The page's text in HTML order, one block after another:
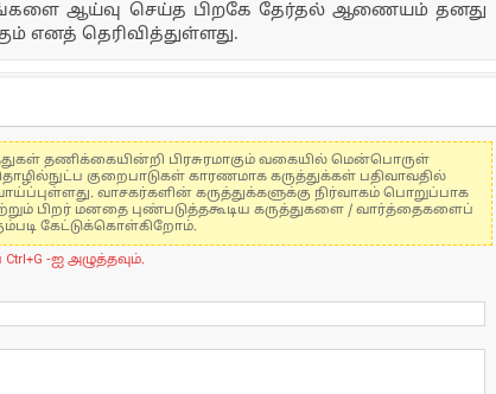
ஆய்வு செய்த பிறகே தேர்தல் ஆணையம் தனது
எனத் தெரிவித்துள்ளது.
தணிக்கையின்றி பிரசுரமாகும் வகையில் மென்பொருள்
குறைபாடுகள் காரணமாக கருத்துக்கள் பதிவாவதில்
வாசகர்களின் கருத்துக்களுக்கு நிர்வாகம் பொறுப்பாக
பிறர் மனதை புண்படுத்தகூடிய கருத்துகளை / வார்த்தைகளைப்
கேட்டுக்கொள்கிறோம்.
-ஐ அழுத்தவும்.